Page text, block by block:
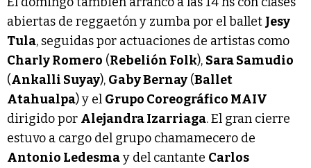
abiertas de reggaetón y zumba por el ballet Jesy
Tula, seguidas por actuaciones de artistas como
Charly Romero (Rebelión Folk), Sara Samudio
(Ankalli Suyay), Gaby Bernay (Ballet
Atahualpa) y el Grupo Coreográfico MAIV
dirigido por Alejandra Izarriaga. El gran cierre
estuvo a cargo del grupo chamamecero de
Antonio Ledesmay del cantante Carlos